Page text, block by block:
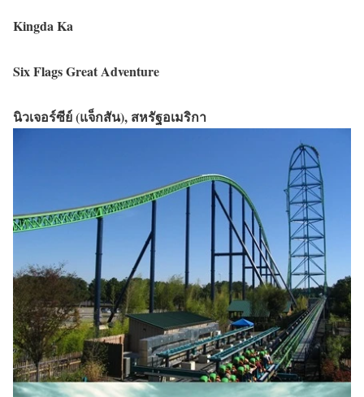
Kingda Ka
Six Flags Great Adventure
นิวเจอร์ซีย์ (แจ็กสัน), สหรัฐอเมริกา